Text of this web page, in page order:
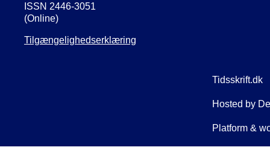
ISSN 2446-3051
(Online)
Tilgængelighedserklæring